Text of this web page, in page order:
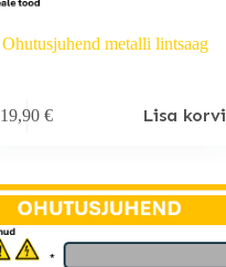
Ohutusjuhend metalli lintsaag
19,90€ Lisa korvi